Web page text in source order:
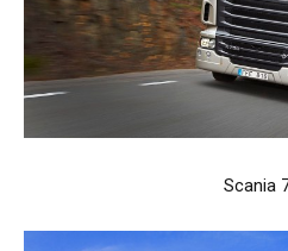
Scania